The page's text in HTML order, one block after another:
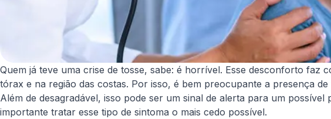
Quem já teve uma crise de tosse, sabe: é horrível. Esse desconforto faz
tórax e na região das costas. Por isso, é bem preocupante a presença de
Além de desagradável, isso pode ser um sinal de alerta para um
importante tratar esse tipo de sintoma o mais cedo possível.